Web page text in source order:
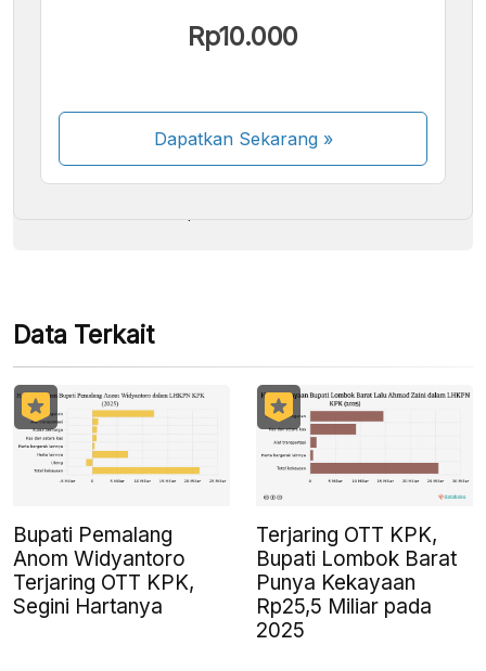
Rp10.000
Dapatkan Sekarang»
Kami menerima pembayaran berikut:
Beberapa metode pembayaran masih dalam
Data Terkait
Bupati Pemalang
Anom Widyantoro
Terjaring OTT KPK,
Segini Hartanya
Terjaring OTT KPK,
Bupati Lombok Barat
Punya Kekayaan
Rp25,5 Miliar pada
2025